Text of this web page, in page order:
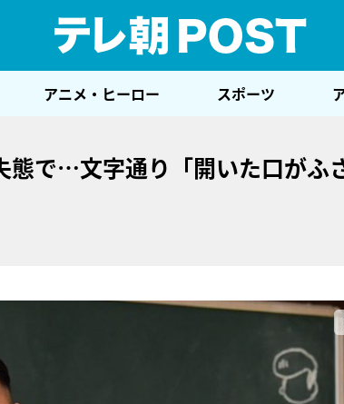
アニメ・ヒーロー スポーツ
態で…文字通り「開いた口がふ